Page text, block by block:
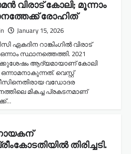
വിരാട് കോലി; മൂന്നാം
രോഹിത്
January 15, 2026
ഏകദിന റാങ്കിംഗിൽ വിരാട്
സ്ഥാനത്തെത്തി. 2021
ആദ്യമായാണ് കോലി
ഒന്നാമനാകുന്നത്. വെസ്റ്റ്
വഡോദര
മികച്ച പ്രകടനമാണ്
തിരിച്ചടി.